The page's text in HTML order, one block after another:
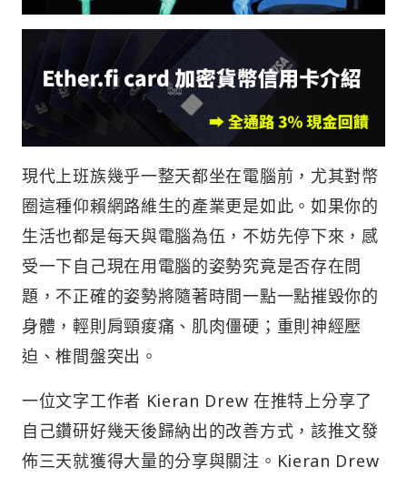
現代上班族幾乎一整天都坐在電腦前，尤其對幣
圈這種仰賴網路維生的產業更是如此。如果你的
生活也都是每天與電腦為伍，不妨先停下來，感
受一下自己現在用電腦的姿勢究竟是否存在問
題，不正確的姿勢將隨著時間一點一點摧毀你的
身體，輕則肩頸痠痛、肌肉僵硬；重則神經壓
迫、椎間盤突出。
一位文字工作者 Kieran Drew 在推特上分享了
自己鑽研好幾天後歸納出的改善方式，該推文發
佈三天就獲得大量的分享與關注。Kieran Drew